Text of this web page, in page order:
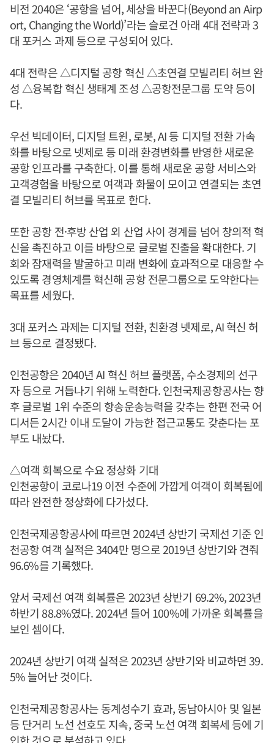
비전 2040은 ‘공항을 넘어, 세상을 바꾼다(Beyond an Airp
ort, Changing the World)’라는 슬로건 아래 4대 전략과 3
대 포커스 과제 등으로 구성되어 있다.
4대 전략은 △디지털 공항 혁신 △초연결 모빌리티 허브 완
성 △융복합 혁신 생태계 조성 △공항전문그룹 도약 등이
다.
우선 빅데이터, 디지털 트윈, 로봇, AI 등 디지털 전환 가속
화를 바탕으로 넷제로 등 미래 환경변화를 반영한 새로운
공항 인프라를 구축한다. 이를 통해 새로운 공항 서비스와
고객경험을 바탕으로 여객과 화물이 모이고 연결되는 초연
결 모빌리티 허브를 목표로 한다.
또한 공항 전·후방 산업 외 산업 사이 경계를 넘어 창의적 혁
신을 촉진하고 이를 바탕으로 글로벌 진출을 확대한다. 기
회와 잠재력을 발굴하고 미래 변화에 효과적으로 대응할 수
있도록 경영체계를 혁신해 공항 전문그룹으로 도약한다는
목표를 세웠다.
3대 포커스 과제는 디지털 전환, 친환경 넷제로, AI 혁신 허
브 등으로 결정됐다.
인천공항은 2040년 AI 혁신 허브 플랫폼, 수소경제의 선구
자 등으로 거듭나기 위해 노력한다. 인천국제공항공사는 향
후 글로벌 1위 수준의 항송운송능력을 갖추는 한편 전국 어
디서든 2시간 이내 도달이 가능한 접근교통도 갖춘다는 포
부도 내놨다.
△여객 회복으로 수요 정상화 기대
인천공항이 코로나19 이전 수준에 가깝게 여객이 회복됨에
따라 완전한 정상화에 다가섰다.
인천국제공항공사에 따르면 2024년 상반기 국제선 기준 인
천공항 여객 실적은 3404만 명으로 2019년 상반기와 견줘
96.6%를 기록했다.
앞서 국제선 여객 회복률은 2023년 상반기 69.2%, 2023년
하반기 88.8%였다. 2024년 들어 100%에 가까운 회복률을
보인 셈이다.
2024년 상반기 여객 실적은 2023년 상반기와 비교하면 39.
5% 늘어난 것이다.
인천국제공항공사는 동계성수기 효과, 동남아시아 및 일본
등 단거리 노선 선호도 지속, 중국 노선 여객 회복세 등에 기